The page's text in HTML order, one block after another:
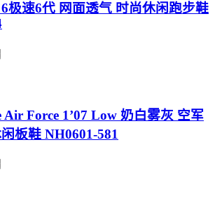
极速6代 网面透气 时尚休闲跑步鞋
Air Force 1’07 Low 奶白雾灰 空军
板鞋 NH0601-581